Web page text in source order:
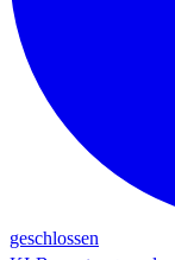
geschlossen